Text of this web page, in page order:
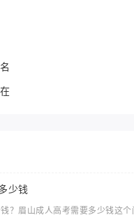
少钱
？眉山成人高考需要多少钱这